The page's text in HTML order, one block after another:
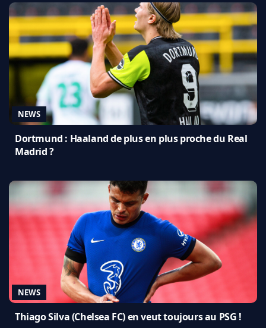
NEWS
Dortmund : Haaland de plus en plus proche du Real
Madrid ?
NEWS
Thiago Silva (Chelsea FC) en veut toujours au PSG !